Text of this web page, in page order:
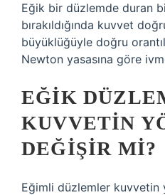
Eğik bir düzlemde duran
bırakıldığında kuvvet
büyüklüğüyle doğru
Newton yasasına göre
EĞIK
KUVVETIN
DEĞIŞIR MI?
Eğimli düzlemler kuvvetin